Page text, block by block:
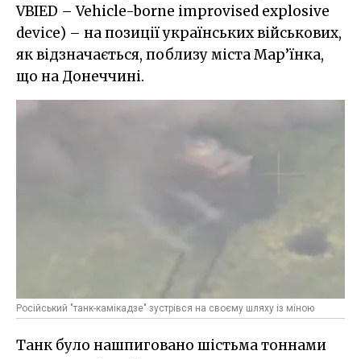
VBIED – Vehicle-borne improvised explosive
device) – на позиції українських військових,
як відзначається, поблизу міста Мар’їнка,
що на Донеччині.
Російський "танк-камікадзе" зустрівся на своєму шляху із міною
Танк було нашпиговано шістьма тоннами